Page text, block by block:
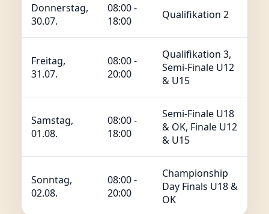
Donnerstag,
30.07.
08:00 -
18:00
Qualifikation 2
Freitag,
31.07.
08:00 -
20:00
Qualifikation 3,
Semi-Finale U12
& U15
Samstag,
01.08.
08:00 -
18:00
Semi-Finale U18
& OK, Finale U12
& U15
Sonntag,
02.08.
08:00 -
20:00
Championship
Day Finals U18 &
OK